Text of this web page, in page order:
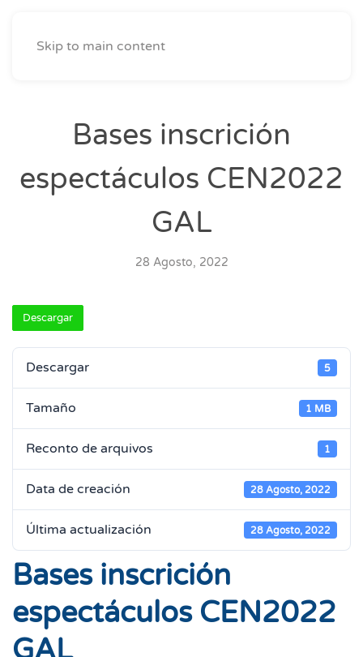
Skip to main content
Bases inscrición
espectáculos CEN2022
GAL
28 Agosto, 2022
Descargar
Descargar 5
Tamaño 1 MB
Reconto de arquivos 1
Data de creación 28 Agosto, 2022
Última actualización 28 Agosto, 2022
Bases inscrición
espectáculos CEN2022